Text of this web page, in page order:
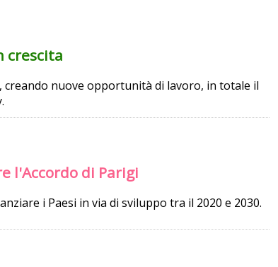
crescita
creando nuove opportunità di lavoro, in totale il
l'Accordo di Parigi
i Paesi in via di sviluppo tra il 2020 e 2030.